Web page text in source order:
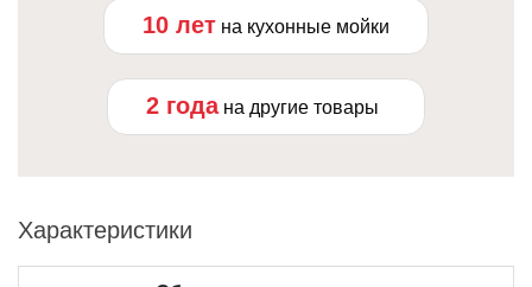
10 лет на кухонные мойки
2 года на другие товары
Характеристики